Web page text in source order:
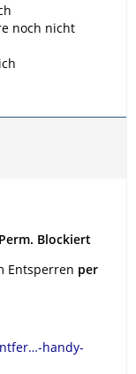
noch nicht
Blockiert
Entsperren per
handy-